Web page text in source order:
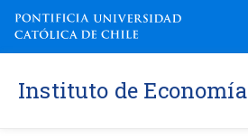
Instituto de Economía